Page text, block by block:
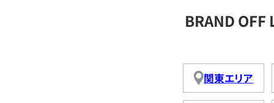
BRAND
関東エリア